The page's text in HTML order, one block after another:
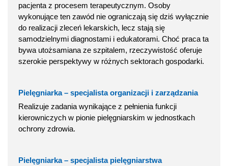
pacjenta z procesem terapeutycznym. Osoby
wykonujące ten zawód nie ograniczają się dziś wyłącznie
do realizacji zleceń lekarskich, lecz stają się
samodzielnymi diagnostami i edukatorami. Choć praca ta
bywa utożsamiana ze szpitalem, rzeczywistość oferuje
szerokie perspektywy w różnych sektorach gospodarki.
Pielęgniarka – specjalista organizacji i zarządzania
Realizuje zadania wynikające z pełnienia funkcji
kierowniczych w pionie pielęgniarskim w jednostkach
ochrony zdrowia.
Pielęgniarka – specjalista pielęgniarstwa